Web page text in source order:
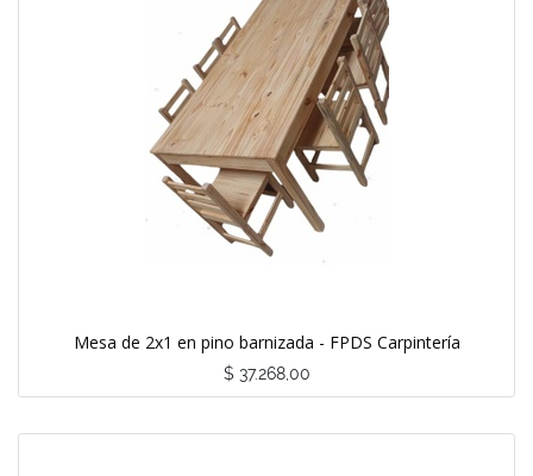
Mesa de 2x1 en pino barnizada - FPDS Carpintería
$ 37.268,00